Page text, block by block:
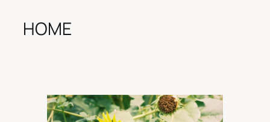
HOME